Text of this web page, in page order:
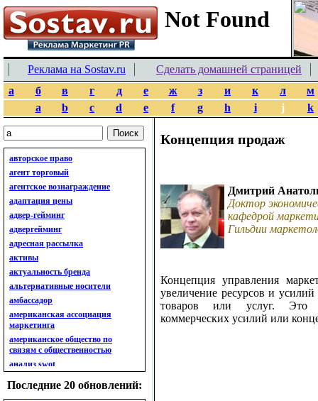
Реклама на Sostav.ru
Сделать домашней страницей
а
б в г д е ж з и к л
м
a
b c d e f g h i j k
авторское право
агент торговый
агентское вознаграждение
адаптация цены
адвер-гейминг
адвергейминг
адресная рассылка
активы
актуальность бренда
альтернативные носители
амбассадор
американская ассоциация
маркетинга
американское общество по
связям с общественностью
анализ swot
анализ бизнес-портфеля
Последние 20 обновлений:
Концепция продаж
Дмитрий
Доктор
кафедрой
Гильдии
Концепция управления
увеличение ресурсов и
товаров или услуг. Это
коммерческих усилий или